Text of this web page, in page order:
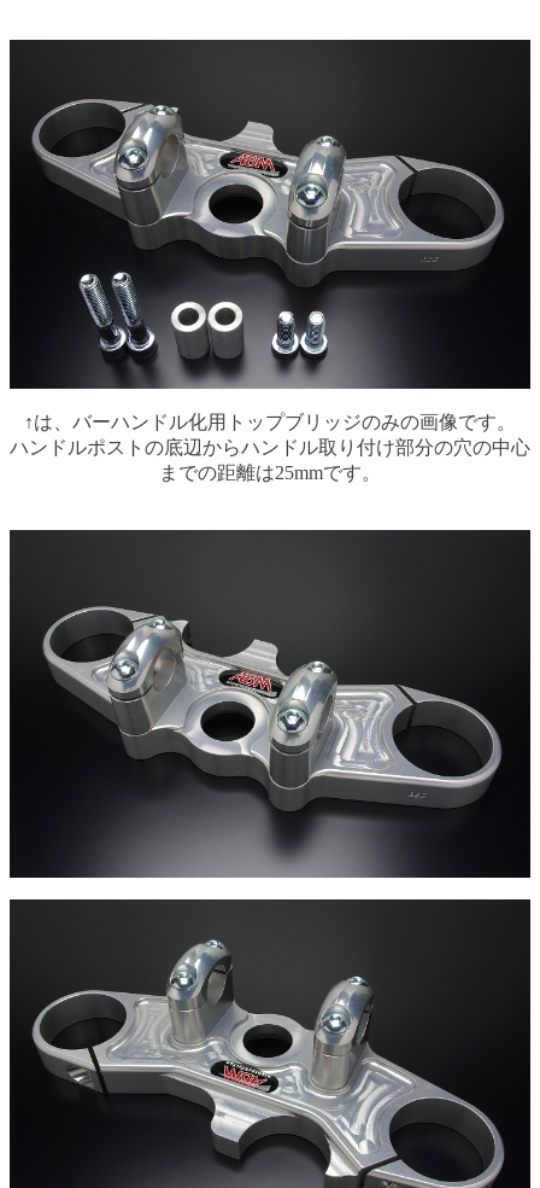
↑は、バーハンドル化用トップブリッジのみの画像です。
ハンドルポストの底辺からハンドル取り付け部分の穴の中心
までの距離は25mmです。